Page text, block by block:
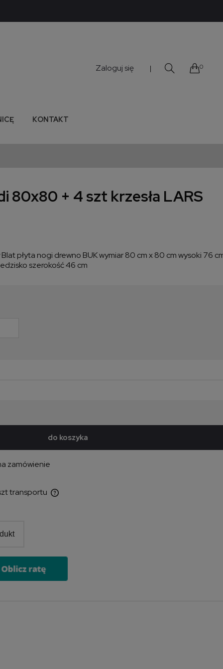
Zaloguj się | 0
KONTAKT
80x80 + 4 szt krzesła LARS
płyta nogi drewno BUK wymiar 80 cm x 80 cm wysoki 76
szerokość 46 cm
do koszyka
zamówienie
transportu